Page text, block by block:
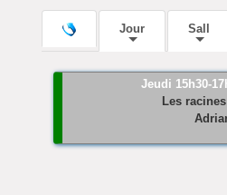
Jour Sall
Jeudi 15h30-
Les